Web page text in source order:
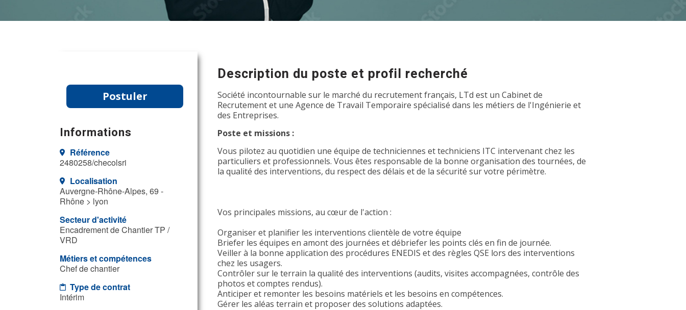
Postuler
Informations
Référence
2480258/checolsri
Localisation
Auvergne-Rhône-Alpes, 69 -
Rhône > lyon
Secteur d'activité
Encadrement de Chantier TP /
VRD
Métiers et compétences
Chef de chantier
Type de contrat
Intérim
Description du poste et profil recherché
Société incontournable sur le marché du recrutement français, LTd est un Cabinet de
Recrutement et une Agence de Travail Temporaire spécialisé dans les métiers de l'Ingénierie et
des Entreprises.
Poste et missions :
Vous pilotez au quotidien une équipe de techniciennes et techniciens ITC intervenant chez les
particuliers et professionnels. Vous êtes responsable de la bonne organisation des tournées, de
la qualité des interventions, du respect des délais et de la sécurité sur votre périmètre.
Vos principales missions, au cœur de l'action :
Organiser et planifier les interventions clientèle de votre équipe
Briefer les équipes en amont des journées et débriefer les points clés en fin de journée.
Veiller à la bonne application des procédures ENEDIS et des règles QSE lors des interventions
chez les usagers.
Contrôler sur le terrain la qualité des interventions (audits, visites accompagnées, contrôle des
photos et comptes rendus).
Anticiper et remonter les besoins matériels et les besoins en compétences.
Gérer les aléas terrain et proposer des solutions adaptées.